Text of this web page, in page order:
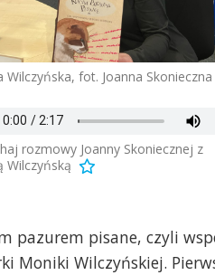
Wilczyńska, fot. Joanna Skonieczna
rozmowy Joanny Skoniecznej z
Wilczyńską
pazurem pisane, czyli
Moniki Wilczyńskiej.